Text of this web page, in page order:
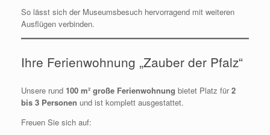
So lässt sich der Museumsbesuch hervorragend mit weiteren
Ausflügen verbinden.
Ihre Ferienwohnung „Zauber der Pfalz“
Unsere rund 100 m² große Ferienwohnung bietet Platz für2
bis 3 Personen und ist komplett ausgestattet.
Freuen Sie sich auf: